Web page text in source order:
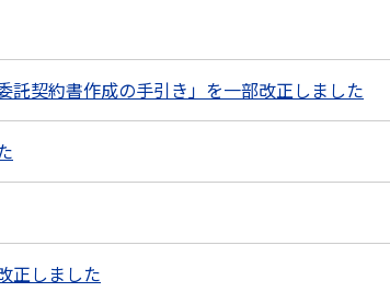
託契約書作成の手引き」を一部改正しました
正しました